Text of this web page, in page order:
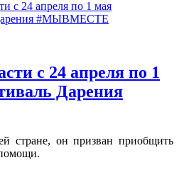
с 24 апреля по 1
Дарения
стране, он призван приобщить